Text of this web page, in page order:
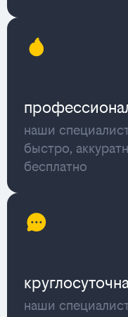
наши
быстро,
бесплатно
наши